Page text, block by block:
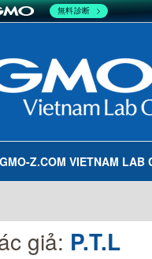
GMO-Z.COM VIETNAM LAB
giả: P.T.L
無料診断